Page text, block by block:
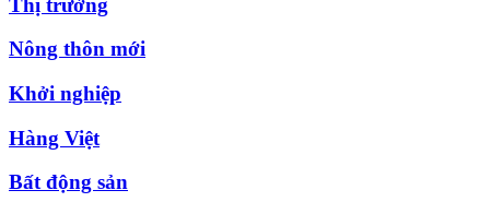
Nông thôn mới
Khởi nghiệp
Hàng Việt
Bất động sản